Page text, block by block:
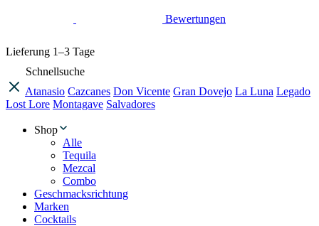
Bewertungen
Lieferung 1–3 Tage
Schnellsuche
Atanasio Cazcanes Don Vicente Gran Dovejo La Luna Legado
Lost Lore Montagave Salvadores
Shop
Alle
Tequila
Mezcal
Combo
Geschmacksrichtung
Marken
Cocktails